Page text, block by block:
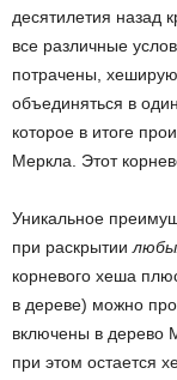
десятилетия назад
все различные
потрачены,
объединяться в
которое в итоге
Меркла. Этот
Уникальное
при раскрытии
корневого хеша
в дереве) можно
включены в дерево
при этом остается